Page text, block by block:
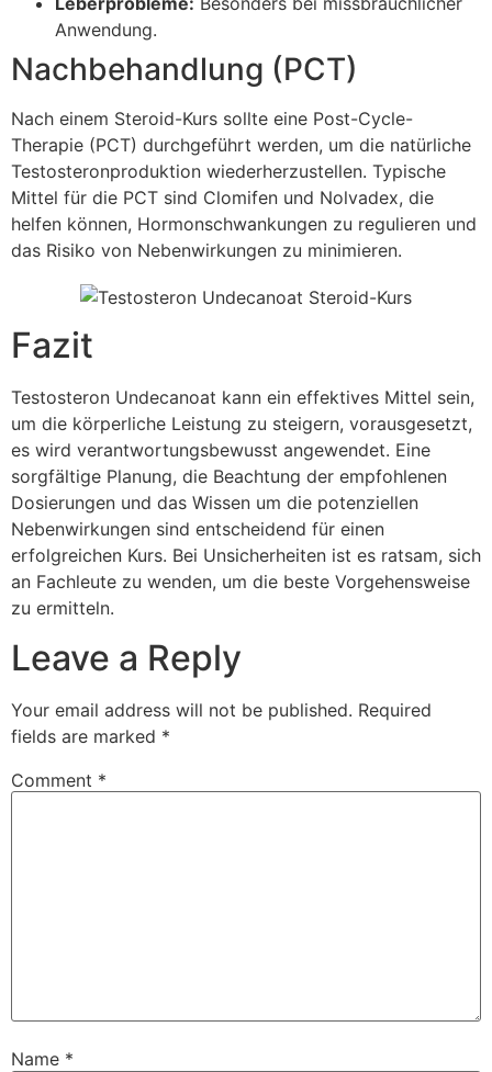
Anwendung.
Nachbehandlung (PCT)
Nach einem Steroid-Kurs sollte eine Post-Cycle-
Therapie (PCT) durchgeführt werden, um die natürliche
Testosteronproduktion wiederherzustellen. Typische
Mittel für die PCT sind Clomifen und Nolvadex, die
helfen können, Hormonschwankungen zu regulieren und
das Risiko von Nebenwirkungen zu minimieren.
Fazit
Testosteron Undecanoat kann ein effektives Mittel sein,
um die körperliche Leistung zu steigern, vorausgesetzt,
es wird verantwortungsbewusst angewendet. Eine
sorgfältige Planung, die Beachtung der empfohlenen
Dosierungen und das Wissen um die potenziellen
Nebenwirkungen sind entscheidend für einen
erfolgreichen Kurs. Bei Unsicherheiten ist es ratsam, sich
an Fachleute zu wenden, um die beste Vorgehensweise
zu ermitteln.
Leave a Reply
Your email address will not be published. Required
fields are marked *
Comment *
Name *